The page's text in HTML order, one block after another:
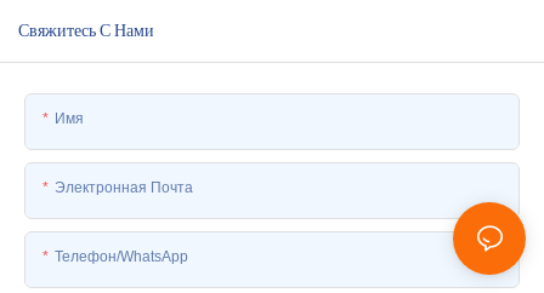
Свяжитесь С Нами
Имя
Электронная Почта
Телефон/WhatsApp